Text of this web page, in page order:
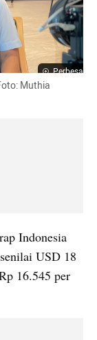
Perbesar
Muthia
Indonesia
USD 18
16.545 per